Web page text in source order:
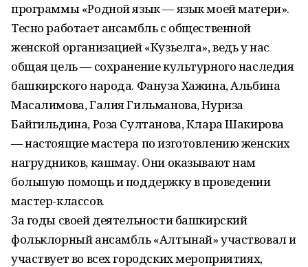
программы «Родной язык — язык моей матери».
Тесно работает ансамбль с общественной
женской организацией «Кузьелга», ведь у нас
общая цель — сохранение культурного наследия
башкирского народа. Фануза Хажина, Альбина
Масалимова, Галия Гильманова, Нуриза
Байгильдина, Роза Султанова, Клара Шакирова
— настоящие мастера по изготовлению женских
нагрудников, кашмау. Они оказывают нам
большую помощь и поддержку в проведении
мастер-классов.
За годы своей деятельности башкирский
фольклорный ансамбль «Алтынай» участвовал и
участвует во всех городских мероприятиях,